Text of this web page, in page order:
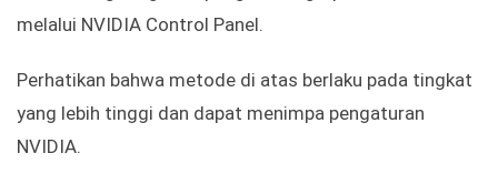
melalui NVIDIA Control Panel.
Perhatikan bahwa metode di atas berlaku pada tingkat
yang lebih tinggi dan dapat menimpa pengaturan
NVIDIA.